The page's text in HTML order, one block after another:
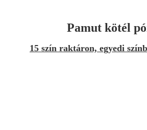
Pamut kötél
15 szín raktáron, egyedi